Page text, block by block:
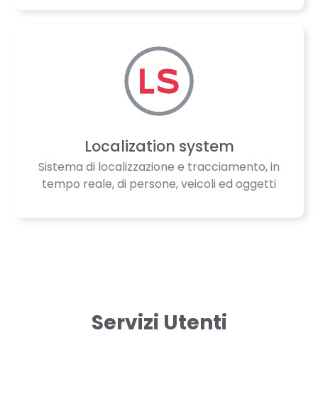
Localization system
Sistema di localizzazione e tracciamento, in
tempo reale, di persone, veicoli ed oggetti
Servizi Utenti